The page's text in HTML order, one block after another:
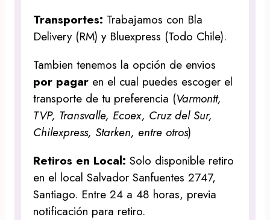
Transportes: Trabajamos con Bla
Delivery (RM) y Bluexpress (Todo Chile).
Tambien tenemos la opción de envios
por pagar en el cual puedes escoger el
transporte de tu preferencia (Varmontt,
TVP, Transvalle, Ecoex, Cruz del Sur,
Chilexpress, Starken, entre otros)
Retiros en Local:Solo disponible retiro
en el local Salvador Sanfuentes 2747,
Santiago. Entre 24 a 48 horas, previa
notificación para retiro.